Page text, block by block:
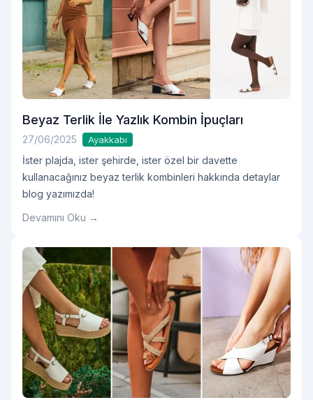
Beyaz Terlik İle Yazlık Kombin İpuçları
27/06/2025 Ayakkabı
İster plajda, ister şehirde, ister özel bir davette
kullanacağınız beyaz terlik kombinleri hakkında detaylar
blog yazımızda!
Devamını Oku →